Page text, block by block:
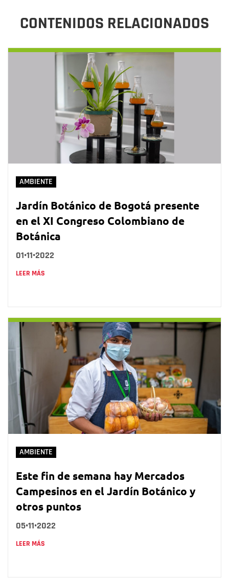
CONTENIDOS RELACIONADOS
AMBIENTE
Jardín Botánico de Bogotá presente
en el XI Congreso Colombiano de
Botánica
01•11•2022
LEER MÁS
AMBIENTE
Este fin de semana hay Mercados
Campesinos en el Jardín Botánico y
otros puntos
05•11•2022
LEER MÁS